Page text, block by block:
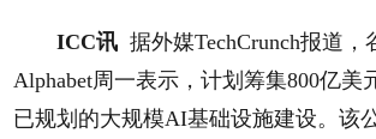
ICC讯 据外媒TechCrunch报道，
Alphabet周一表示，计划筹集800亿美
已规划的大规模AI基础设施建设。该